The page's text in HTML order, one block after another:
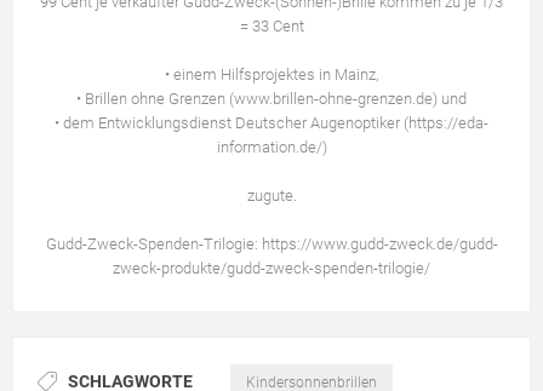
= 33 Cent
• einem Hilfsprojektes in Mainz,
• Brillen ohne Grenzen (www.brillen-ohne-grenzen.de) und
• dem Entwicklungsdienst Deutscher Augenoptiker (https://eda-
information.de/)
zugute.
Gudd-Zweck-Spenden-Trilogie: https://www.gudd-zweck.de/gudd-
zweck-produkte/gudd-zweck-spenden-trilogie/
SCHLAGWORTE Kindersonnenbrillen